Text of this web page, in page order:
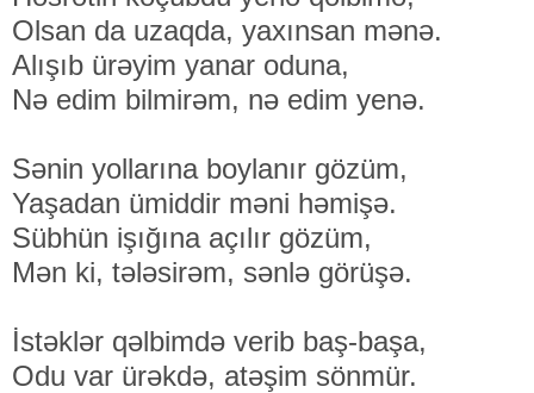
Olsan da uzaqda, yaxınsan mənə.
Alışıb ürəyim yanar oduna,
Nə edim bilmirəm, nə edim yenə.
Sənin yollarına boylanır gözüm,
Yaşadan ümiddir məni həmişə.
Sübhün işığına açılır gözüm,
Mən ki, tələsirəm, sənlə görüşə.
İstəklər qəlbimdə verib baş-başa,
Odu var ürəkdə, atəşim sönmür.